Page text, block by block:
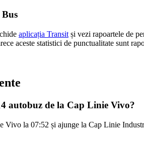
aplicația Transit și vezi rapoartele de
aceste statistici de punctualitate sunt
autobuz de la Cap Linie Vivo?
Vivo la 07:52 și ajunge la Cap Linie